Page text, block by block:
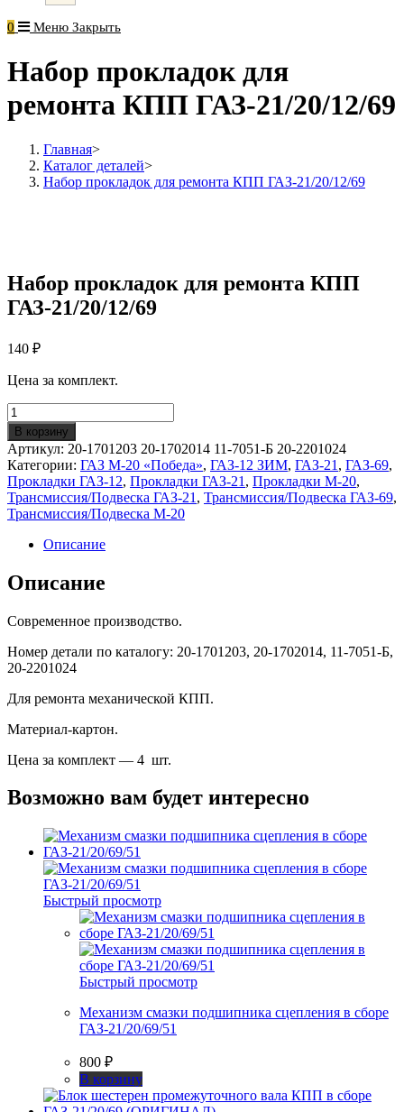
0 Меню Закрыть
Набор прокладок для
ремонта КПП ГАЗ-21/20/12/69
Главная>
Каталог деталей>
Набор прокладок для ремонта КПП ГАЗ-21/20/12/69
Набор прокладок для ремонта КПП
ГАЗ-21/20/12/69
140 ₽
Цена за комплект.
Количество
Набор
прокладок
для
ремонта
КПП
ГАЗ-21/20/12/69
В корзину
Артикул: 20-1701203 20-1702014 11-7051-Б 20-2201024
Категории: ГАЗ М-20 «Победа», ГАЗ-12 ЗИМ, ГАЗ-21 , ГАЗ-69,
Прокладки ГАЗ-12, Прокладки ГАЗ-21 , Прокладки М-20,
Трансмиссия/Подвеска ГАЗ-21 , Трансмиссия/Подвеска ГАЗ-69,
Трансмиссия/Подвеска М-20
Описание
Описание
Современное производство.
Номер детали по каталогу: 20-1701203, 20-1702014, 11-7051-Б,
20-2201024
Для ремонта механической КПП.
Материал-картон.
Цена за комплект — 4 шт.
Возможно вам будет интересно
Быстрый просмотр
Быстрый просмотр
Механизм смазки подшипника сцепления в сборе
ГАЗ-21/20/69/51
800 ₽
В корзину